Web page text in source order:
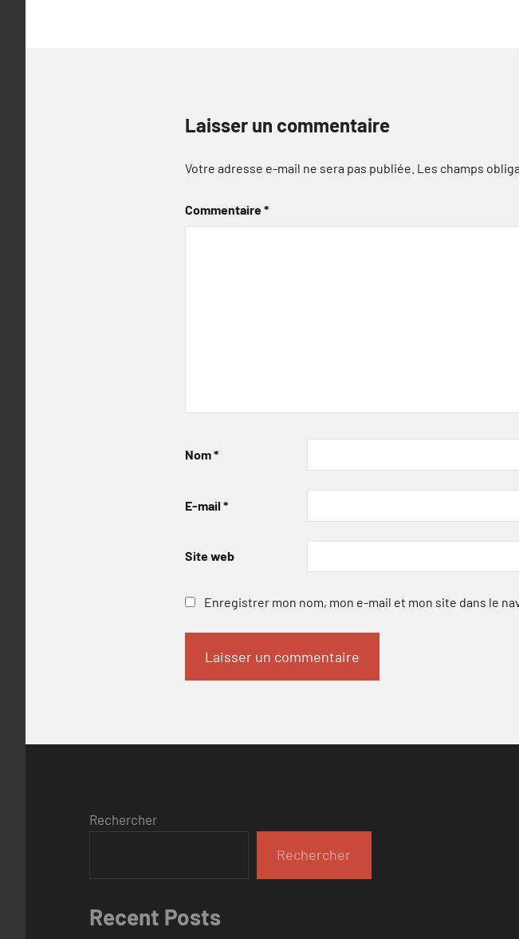
Laisser un commentaire
Votre adresse e-mail ne sera pas publiée. Les champs
Commentaire*
Nom*
E-mail *
Site web
Enregistrer mon nom, mon e-mail et mon site dans le
Rechercher
Rechercher
Recent Posts